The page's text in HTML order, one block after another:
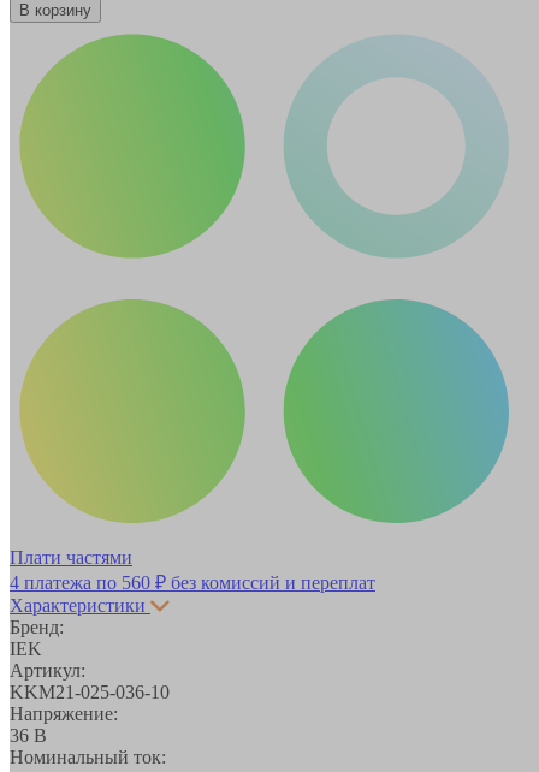
В корзину
Плати частями
4 платежа по 560 ₽ без комиссий и переплат
Характеристики
Бренд:
IEK
Артикул:
KKM21-025-036-10
Напряжение:
36 В
Номинальный ток: